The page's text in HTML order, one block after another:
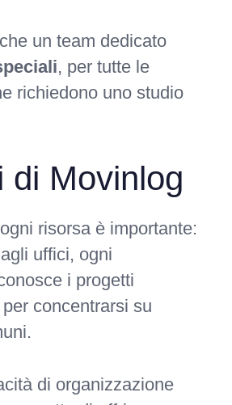
un team dedicato
, per tutte le
richiedono uno studio
di Movinlog
risorsa è importante:
uffici, ogni
i progetti
per concentrarsi su
di organizzazione